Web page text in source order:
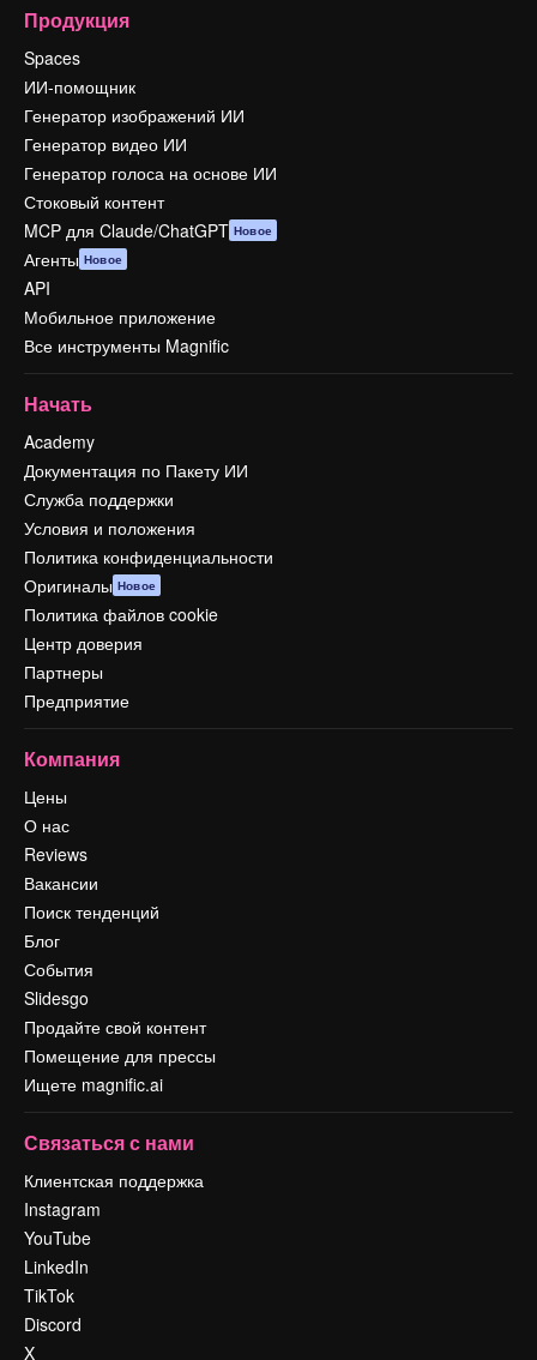
Продукция
Spaces
ИИ-помощник
Генератор изображений ИИ
Генератор видео ИИ
Генератор голоса на основе ИИ
Стоковый контент
MCP для Claude/ChatGPT Новое
Агенты Новое
API
Мобильное приложение
Все инструменты Magnific
Начать
Academy
Документация по Пакету ИИ
Служба поддержки
Условия и положения
Политика конфиденциальности
Оригиналы Новое
Политика файлов cookie
Центр доверия
Партнеры
Предприятие
Компания
Цены
О нас
Reviews
Вакансии
Поиск тенденций
Блог
События
Slidesgo
Продайте свой контент
Помещение для прессы
Ищете magnific.ai
Связаться с нами
Клиентская поддержка
Instagram
YouTube
LinkedIn
TikTok
Discord
X